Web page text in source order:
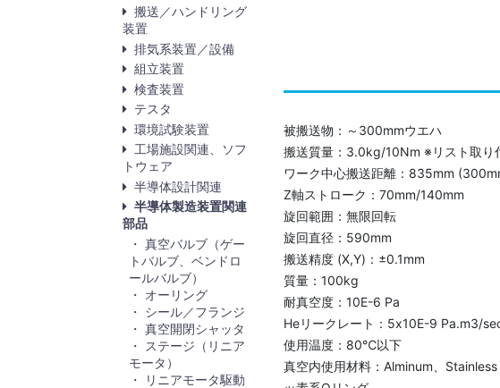
搬送／ハンドリング
装置
排気系装置／設備
組立装置
検査装置
テスタ
環境試験装置
工場施設関連、ソフ
トウェア
半導体設計関連
半導体製造装置関連
部品
真空バルブ（ゲー
トバルブ、ベンドロ
ールバルブ）
オーリング
シール／フランジ
真空開閉シャッタ
ステージ（リニア
モータ）
リニアモータ駆動
被搬送物：～300mmウエハ
搬送質量：3.0kg/10Nm ※リスト取り
ワーク中心搬送距離：835mm
Z軸ストローク：70mm/140mm
旋回範囲：無限回転
旋回直径：590mm
搬送精度 (X,Y)：±0.1mm
質量：100kg
耐真空度：10E-6 Pa
Heリークレート：5x10E-9 Pa.m3/
使用温度：80℃以下
真空内使用材料：Alminum、